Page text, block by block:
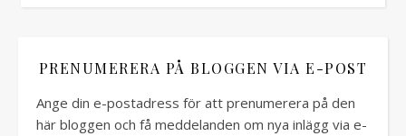
PRENUMERERA PÅ BLOGGEN VIA E-POST
Ange din e-postadress för att prenumerera på den
här bloggen och få meddelanden om nya inlägg via e-